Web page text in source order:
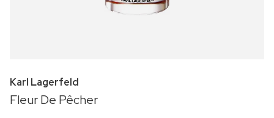
Karl Lagerfeld
Fleur De Pêcher